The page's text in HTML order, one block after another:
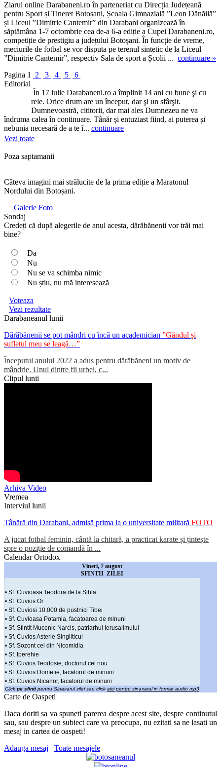
Ziarul online Darabaneni.ro în parteneriat cu Direcția Județeană
pentru Sport și Tineret Botoșani, Școala Gimnazială ”Leon Dănăilă”
și Liceul ”Dimitrie Cantemir” din Darabani organizează în
săptămâna 1-7 octombrie cea de-a 6-a ediție a Cupei Darabaneni.ro,
competiție de prestigiu a județului Botoșani. În funcție de vreme,
meciurile de fotbal se vor disputa pe terenul sintetic de la Liceul
”Dimitrie Cantemir”, respectiv Sala de sport a Școlii ... continuare »
Pagina 1 2 3 4 5
6
Editorial
În 17 iulie Darabaneni.ro a împlinit 14 ani cu bune şi cu
rele. Orice drum are un început, dar şi un sfârşit.
Dumnevoastră, cititorii, dar mai ales Dumnezeu ne va
îndruma calea în continuare. Tânăr și entuziast fiind, ai puterea și
nebunia necesară de a te î... continuare
Vezi toate
Poza saptamanii
Câteva imagini mai strălucite de la prima ediție a Maratonul
Nordului din Botoșani.
Galerie Foto
Sondaj
Credeți că după alegerile de anul acesta, dărăbănenii vor trăi mai
bine?
Da
Nu
Nu se va schimba nimic
Nu știu, nu mă interesează
Voteaza
Vezi rezultate
Darabaneanul lunii
Dărăbănenii se pot mândri cu încă un academician ”Gândul și
sufletul meu se leagă…”
Începutul anului 2022 a adus pentru dărăbăneni un motiv de
mândrie. Unul dintre fii urbei, c...
Clipul lunii
Arhiva Video
Vremea
Interviul lunii
Tânără din Darabani, admisă prima la o universitate militară FOTO
A jucat fotbal feminin, cântă la chitară, a practicat karate și țintește
spre o poziție de comandă în ...
Calendar Ortodox
Vineri, 7 august
SFINTII ZILEI
• Sf. Cuvioasa Teodora de la Sihla
• Sf. Cuvios Or
• Sf. Cuviosi 10.000 de pustnici Tibei
• Sf. Cuvioasa Potamia, facatoarea de minuni
• Sf. Sfintit Mucenic Narcis, patriarhul Ierusalimului
• Sf. Cuvios Asterie Singliticul
• Sf. Sozont cel din Nicomidia
• Sf. Iperehie
• Sf. Cuvios Teodosie, doctorul cel nou
• Sf. Cuvios Dometie, facatorul de minuni
• Sf. Cuvios Nicanor, facatorul de minuni
Click pe sfinti pentru Sinaxarul zilei sau click aici pentru sinaxarul in format audio mp3
Carte de Oaspeti
Daca doriti sa va spuneti parerea despre acest site, despre continutul
sau, sau despre un subiect care va preocupa, nu ezitati sa ne lasati un
mesaj in cartea de oaspeti!
Adauga mesaj
Toate mesajele